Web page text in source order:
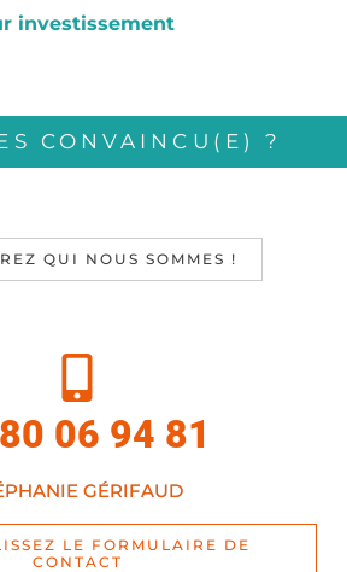
investissement
CONVAINCU(E) ?
QUI NOUS SOMMES !
06 94 81
GÉRIFAUD
LE FORMULAIRE DE
CONTACT